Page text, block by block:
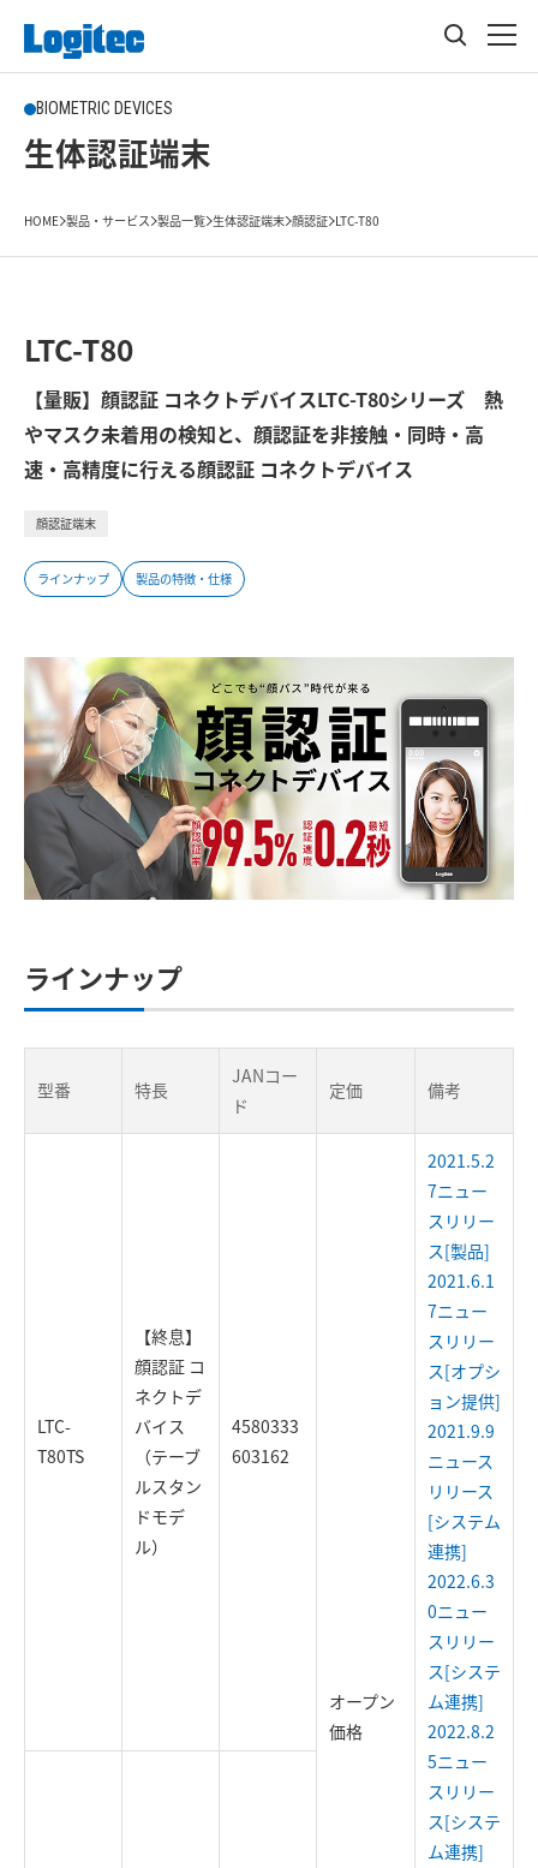
BIOMETRIC DEVICES
生体認証端末
HOME 製品・サービス 製品一覧 生体認証端末 顔認証 LTC-T80
LTC-T80
【量販】顔認証 コネクトデバイスLTC-T80シリーズ 熱
やマスク未着用の検知と、顔認証を非接触・同時・高
速・高精度に行える顔認証 コネクトデバイス
顔認証端末
ラインナップ 製品の特徴・仕様
ラインナップ
型番 特長
JANコー
ド
定価 備考
LTC-
T80TS
【終息】
顔認証 コ
ネクトデ
バイス
（テーブ
ルスタン
ドモデ
ル）
4580333
603162
オープン
価格
2021.5.2
7ニュー
スリリー
ス[製品]
2021.6.1
7ニュー
スリリー
ス[オプシ
ョン提供]
2021.9.9
ニュース
リリース
[システム
連携]
2022.6.3
0ニュー
スリリー
ス[システ
ム連携]
2022.8.2
5ニュー
スリリー
ス[システ
ム連携]